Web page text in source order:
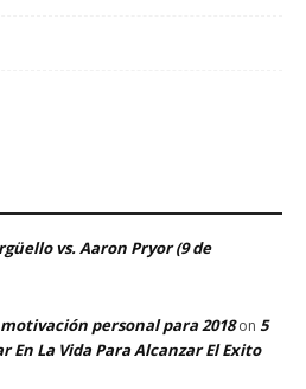
vs. Aaron Pryor (9 de
personal para 2018on 5
En La Vida Para Alcanzar El Exito